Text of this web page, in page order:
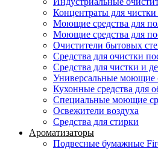
Концентраты для
Моющие средства для
Моющие средства для
Очистители бытовых
Средства для очистки
Средства для чистки и
Универсальные моющие
Кухонные средства для
Специальные моющие
Освежители воздуха
Средства для стирки
Ароматизаторы
Подвесные бумажные